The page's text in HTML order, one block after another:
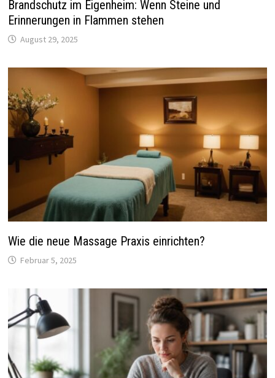
Brandschutz im Eigenheim: Wenn Steine und
Erinnerungen in Flammen stehen
August 29, 2025
Wie die neue Massage Praxis einrichten?
Februar 5, 2025